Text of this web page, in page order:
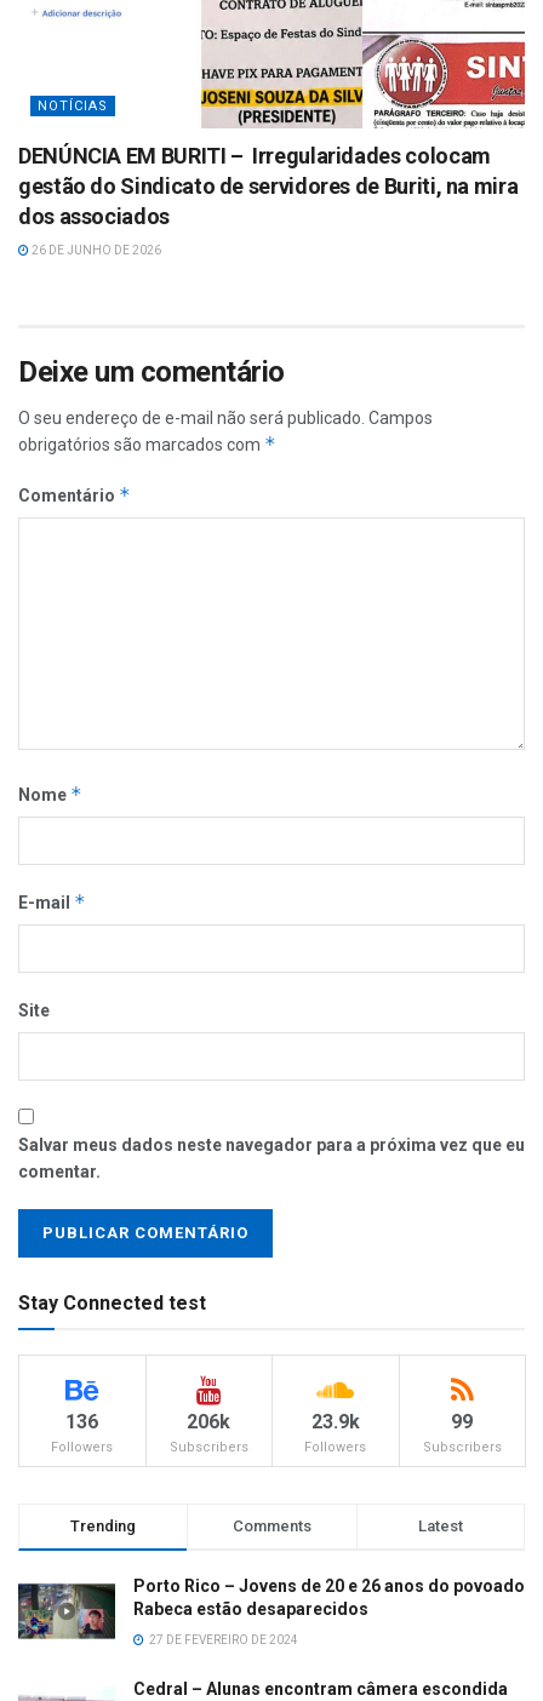
NOTÍCIAS
DENÚNCIA EM BURITI – Irregularidades colocam
gestão do Sindicato de servidores de Buriti, na mira
dos associados
26 DE JUNHO DE 2026
Deixe um comentário
O seu endereço de e-mail não será publicado. Campos
obrigatórios são marcados com *
Comentário *
Nome *
E-mail *
Site
Salvar meus dados neste navegador para a próxima vez que eu
comentar.
Stay Connected test
136
Followers
206k
Subscribers
23.9k
Followers
99
Subscribers
Trending Comments Latest
Porto Rico – Jovens de 20 e 26 anos do povoado
Rabeca estão desaparecidos
27 DE FEVEREIRO DE 2024
Cedral – Alunas encontram câmera escondida